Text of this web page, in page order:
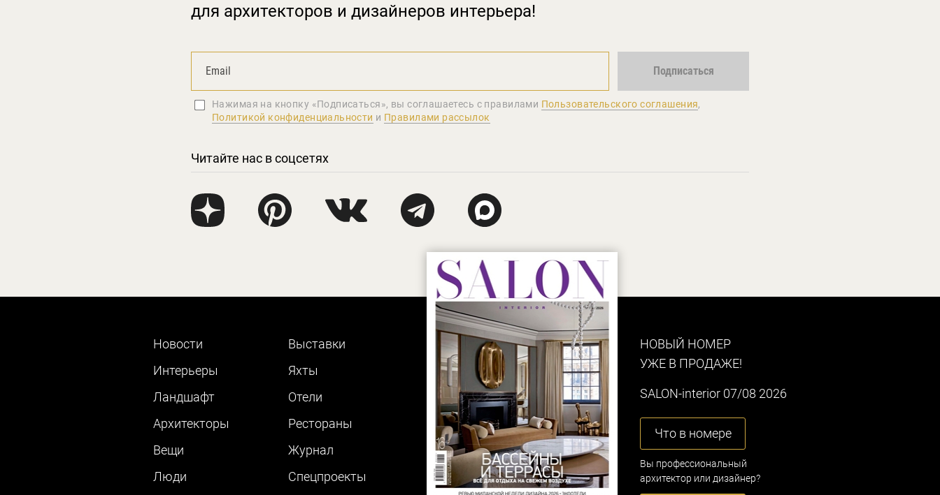
для архитекторов и дизайнеров интерьера!
Подписаться
Нажимая на кнопку «Подписаться», вы соглашаетеcь с правилами Пользовательского соглашения,
Политикой конфиденциальности и Правилами рассылок
Читайте нас в соцсетях
Новости
Интерьеры
Ландшафт
Архитекторы
Вещи
Люди
Выставки
Яхты
Отели
Рестораны
Журнал
Cпецпроекты
НОВЫЙ НОМЕР
УЖЕ В ПРОДАЖЕ!
SALON-interior 07/08 2026
Что в номере
Вы профессиональный
архитектор или дизайнер?